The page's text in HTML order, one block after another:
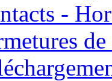
-